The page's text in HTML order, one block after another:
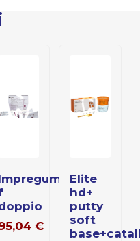
€
elite
hd+
putty
soft